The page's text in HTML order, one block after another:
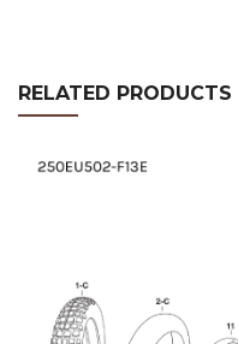
RELATED PRODUCTS